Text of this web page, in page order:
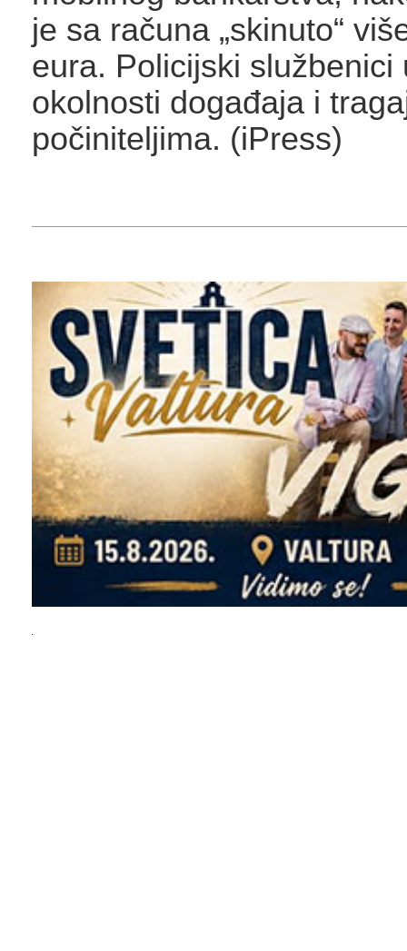
je sa računa „skinuto“
eura. Policijski službenici
okolnosti događaja i
počiniteljima. (iPress)